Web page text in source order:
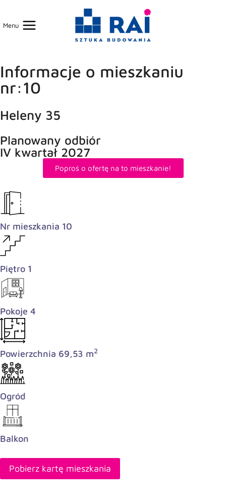
Menu
Informacje o mieszkaniu
nr:10
Heleny 35
Planowany odbiór
IV kwartał 2027
Poproś o ofertę na to mieszkanie!
Nr mieszkania 10
Piętro 1
Pokoje 4
Powierzchnia 69,53 m2
Ogród
Balkon
Pobierz kartę mieszkania